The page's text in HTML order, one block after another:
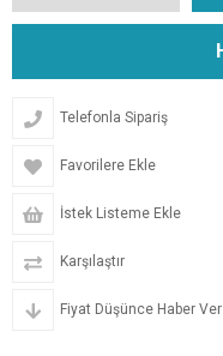
Telefonla Sipariş
Favorilere Ekle
İstek Listeme Ekle
Karşılaştır
Fiyat Düşünce Haber Ver